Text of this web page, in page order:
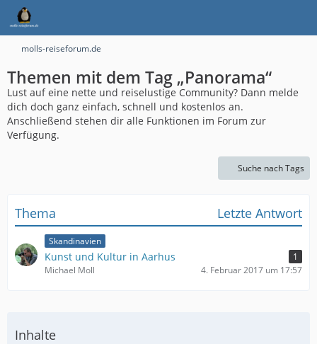
molls-reiseforum.de
Themen mit dem Tag „Panorama“
Lust auf eine nette und reiselustige Community? Dann melde
dich doch ganz einfach, schnell und kostenlos an.
Anschließend stehen dir alle Funktionen im Forum zur
Verfügung.
Suche nach Tags
Thema Letzte Antwort
Skandinavien
Kunst und Kultur in Aarhus
1
Michael Moll
4. Februar 2017 um 17:57
Inhalte